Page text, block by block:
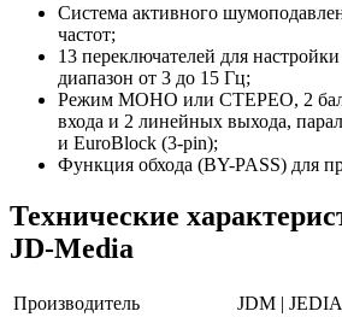
Система активного
частот;
13 переключателей для
диапазон от 3 до 15 Гц;
Режим МОНО или СТЕРЕО, 2
входа и 2 линейных выхода,
и EuroBlock (3-pin);
Функция обхода (BY-PASS) для
Технические
JD-Media
Производитель
JDM | JEDIA